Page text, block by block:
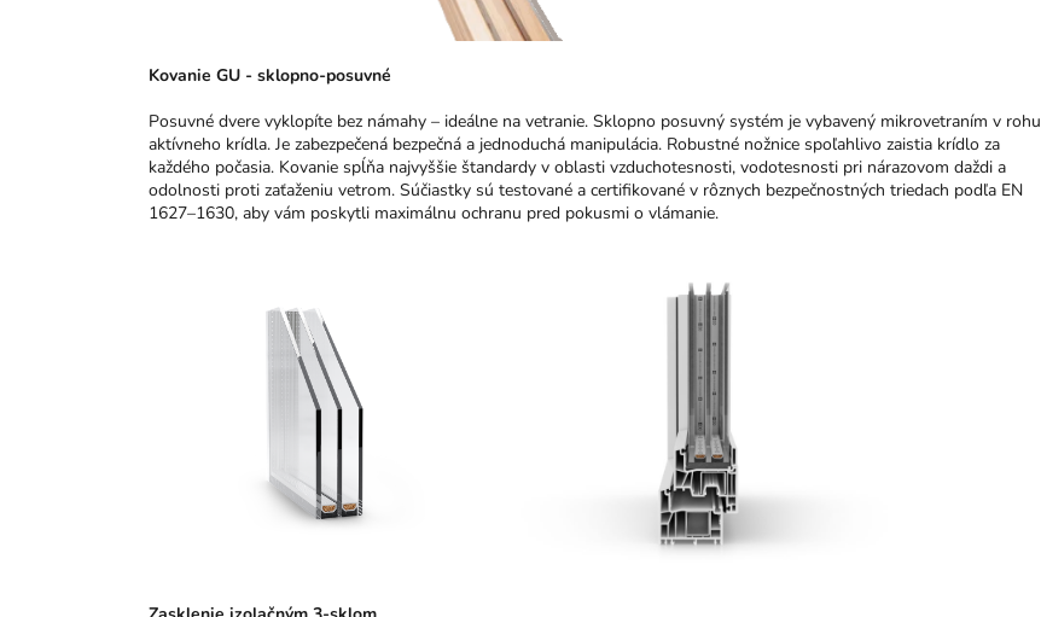
Kovanie GU - sklopno-posuvné
Posuvné dvere vyklopíte bez námahy – ideálne na vetranie. Sklopno posuvný systém je vybavený mikrovetraním v rohu
aktívneho krídla. Je zabezpečená bezpečná a jednoduchá manipulácia. Robustné nožnice spoľahlivo zaistia krídlo za
každého počasia. Kovanie spĺňa najvyššie štandardy v oblasti vzduchotesnosti, vodotesnosti pri nárazovom daždi a
odolnosti proti zaťaženiu vetrom. Súčiastky sú testované a certifikované v rôznych bezpečnostných triedach podľa EN
1627–1630, aby vám poskytli maximálnu ochranu pred pokusmi o vlámanie.